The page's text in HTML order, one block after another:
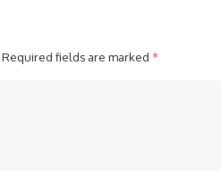
Required fields are marked *